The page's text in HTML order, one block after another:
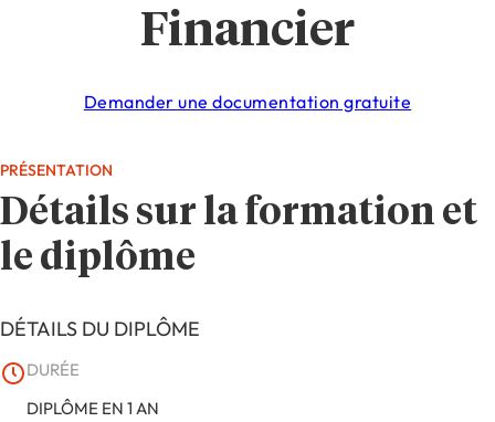
Financier
Demander une documentation gratuite
PRÉSENTATION
Détails sur la formation et
le diplôme
DÉTAILS DU DIPLÔME
DURÉE
DIPLÔME EN 1 AN